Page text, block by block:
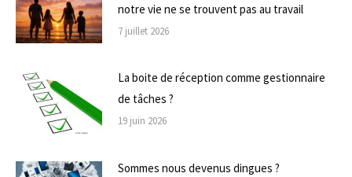
notre vie ne se trouvent pas au travail
7 juillet 2026
La boite de réception comme gestionnaire
de tâches ?
19 juin 2026
Sommes nous devenus dingues ?